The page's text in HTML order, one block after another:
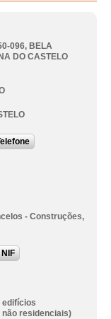
096, BELA
DO CASTELO
- Construções,
edifícios
residenciais)